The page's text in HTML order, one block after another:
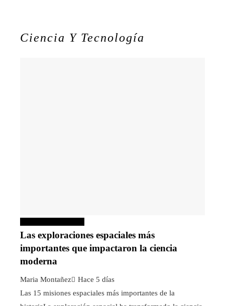
Ciencia Y Tecnología
Las exploraciones espaciales más
importantes que impactaron la ciencia
moderna
Maria Montañez
Hace 5 días
Las 15 misiones espaciales más importantes de la